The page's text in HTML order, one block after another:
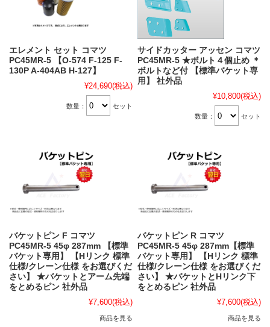
エレメント セット コマツ
PC45MR-5 【O-574 F-125 F-
130P A-404AB H-127】
¥24,690(税込)
数量： セット
サイドカッター アッセン コマツ
PC45MR-5 ★ボルト４個止め ＊
ボルトなど付 【標準バケット専
用】 社外品
¥10,800(税込)
数量： セット
バケットピン F コマツ
PC45MR-5 45φ 287mm 【標準
バケット専用】 【Hリンク 標準
仕様/クレーン仕様 をお選びくだ
さい】 ★バケットとアーム先端
をとめるピン 社外品
¥7,600(税込)
商品を見る
バケットピン R コマツ
PC45MR-5 45φ 287mm【標準
バケット専用】 【Hリンク 標準
仕様/クレーン仕様 をお選びくだ
さい】 ★バケットとHリンク下
をとめるピン 社外品
¥7,600(税込)
商品を見る